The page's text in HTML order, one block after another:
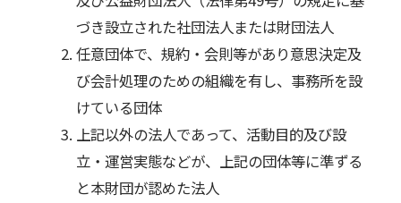
づき設立された社団法人または財団法人
任意団体で、規約・会則等があり意思決定及
び会計処理のための組織を有し、事務所を設
けている団体
上記以外の法人であって、活動目的及び設
立・運営実態などが、上記の団体等に準ずる
と本財団が認めた法人